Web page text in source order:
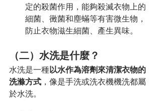
定的殺菌作用，能夠殺滅衣物上的
細菌、黴菌和塵蟎等有害微生物，
防止衣物滋生細菌、產生異味。
（二）水洗是什麼？
水洗是一種以水作為溶劑來清潔衣物的
洗滌方式 ，像是手洗或洗衣機機洗都屬
於水洗。